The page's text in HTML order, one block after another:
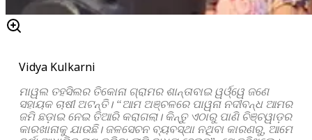
Vidya Kulkarni
ମାୱଲ ତହସିଲର ତିକୋନା ଗ୍ରାମର ଶାନ୍ତାବାଇ ୱର୍ଓ୍ୱେ ଜଣେ
ସହାୟକ ଚାଷୀ ଅଟନ୍ତି। “ଆମ ଅଞ୍ଚଳରେ ପାୱନା ନଦୀବନ୍ଧ ଆମର
ଜମି ଛଡ଼ାଇ ନେଇ ତିଆରି କରାଗଲା। କିନ୍ତୁ ଏଠାରୁ ପାଣି ଚିଞ୍ଚୱାଡ଼ର
କାରଖାନାକୁ ଯାଉଛି। ଜଳସେଚନ ବ୍ୟବସ୍ଥା ନଥିବା କାରଣରୁ, ଆମେ